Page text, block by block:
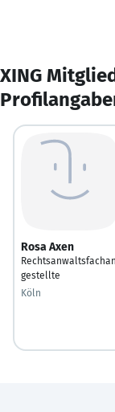
XING
Rosa Axen
Rechtsanwaltsfachan
gestellte
Köln